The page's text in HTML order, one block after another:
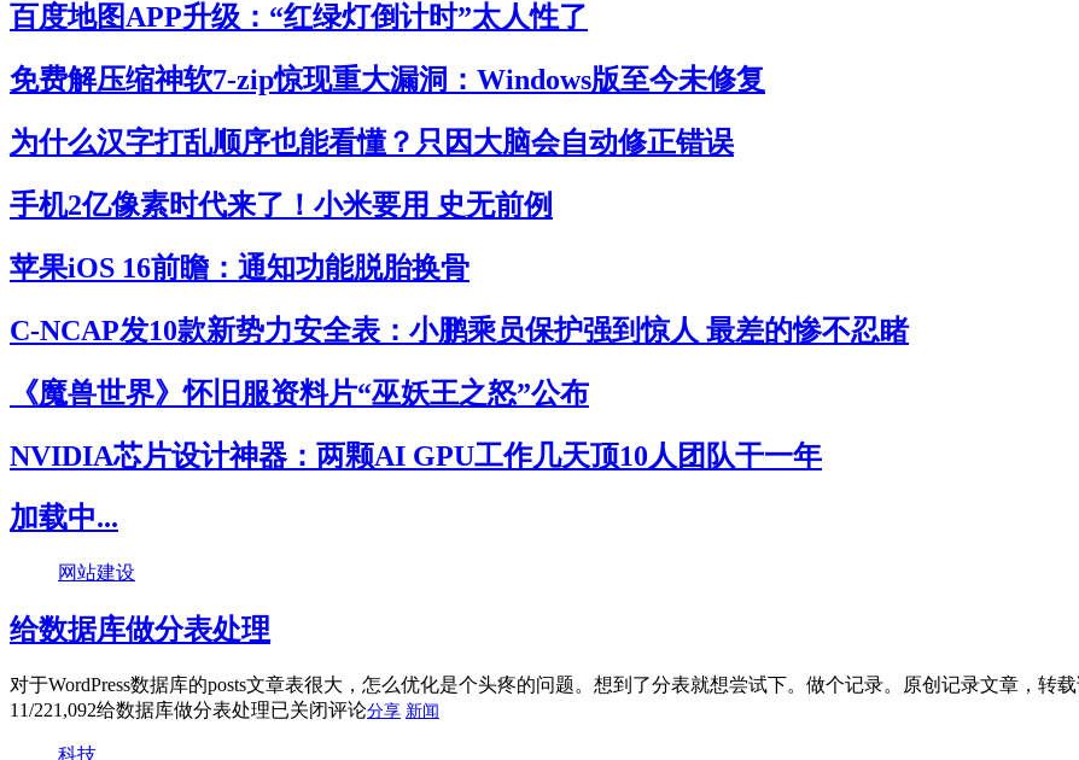
百度地图APP升级：“红绿灯倒计时”太人性了
免费解压缩神软7-zip惊现重大漏洞：Windows版至今未修复
为什么汉字打乱顺序也能看懂？只因大脑会自动修正错误
手机2亿像素时代来了！小米要用 史无前例
苹果iOS 16前瞻：通知功能脱胎换骨
C-NCAP发10款新势力安全表：小鹏乘员保护强到惊人 最差的惨不忍睹
《魔兽世界》怀旧服资料片“巫妖王之怒”公布
NVIDIA芯片设计神器：两颗AI GPU工作几天顶10人团队干一年
加载中...
网站建设
给数据库做分表处理
对于WordPress数据库的posts文章表很大，怎么优化是个头疼的问题。想到了分表就想尝试下。做个记录。原创记录文章，转
11/221,092给数据库做分表处理已关闭评论分享 新闻
科技